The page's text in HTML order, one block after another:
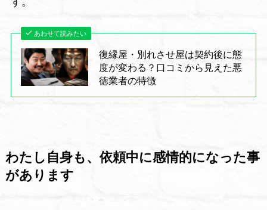
あわせて読みたい
復縁屋・別れさせ屋は契約後に態
度が変わる？口コミから見えた悪
徳業者の特徴
わたし自身も、依頼中に感情的になった事
があります